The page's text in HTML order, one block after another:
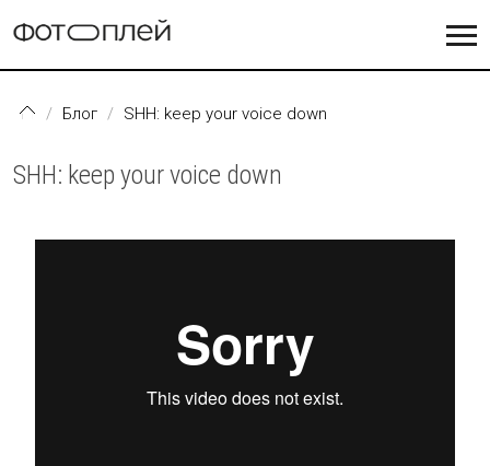
Блог SHH: keep your voice down
SHH: keep your voice down